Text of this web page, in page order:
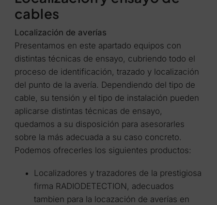
cables
Localización de averías
Presentamos en este apartado equipos con
distintas técnicas de ensayo, cubriendo todo el
proceso de identificación, trazado y localización
del punto de la avería. Dependiendo del tipo de
cable, su tensión y el tipo de instalación pueden
aplicarse distintas técnicas de ensayo,
quedamos a su disposición para asesorarles
sobre la más adecuada a su caso concreto.
Podemos ofrecerles los siguientes productos:
Localizadores y trazadores de la prestigiosa
firma RADIODETECTION, adecuados
tambien para la locazación de averías en